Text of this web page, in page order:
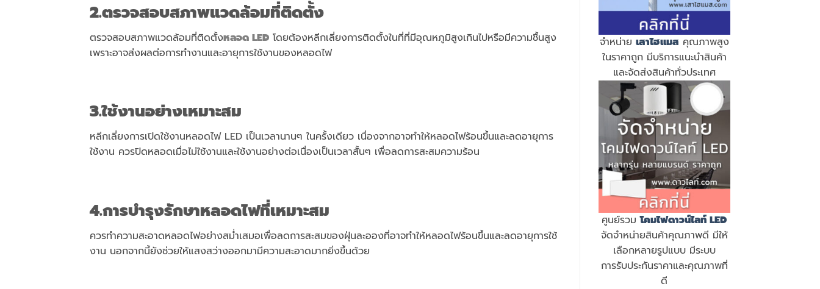
2.ตรวจสอบสภาพแวดล้อมที่ติดตั้ง
ตรวจสอบสภาพแวดล้อมที่ติดตั้งหลอด LED โดยต้องหลีกเลี่ยงการติดตั้งในที่ที่มีอุณหภูมิสูงเกินไปหรือมีความชื้นสูง
เพราะอาจส่งผลต่อการทำงานและอายุการใช้งานของหลอดไฟ
3.ใช้งานอย่างเหมาะสม
หลีกเลี่ยงการเปิดใช้งานหลอดไฟ LED เป็นเวลานานๆ ในครั้งเดียว เนื่องจากอาจทำให้หลอดไฟร้อนขึ้นและลดอายุการ
ใช้งาน ควรปิดหลอดเมื่อไม่ใช้งานและใช้งานอย่างต่อเนื่องเป็นเวลาสั้นๆ เพื่อลดการสะสมความร้อน
4.การบำรุงรักษาหลอดไฟที่เหมาะสม
ควรทำความสะอาดหลอดไฟอย่างสม่ำเสมอเพื่อลดการสะสมของฝุ่นละอองที่อาจทำให้หลอดไฟร้อนขึ้นและลดอายุการใช้
งาน นอกจากนี้ยังช่วยให้แสงสว่างออกมามีความสะอาดมากยิ่งขึ้นด้วย
จำหน่าย เสาไฮแมสคุณภาพสูง
ในราคาถูก มีบริการแนะนำสินค้า
และจัดส่งสินค้าทั่วประเทศ
ศูนย์รวมโคมไฟดาวน์ไลท์ LED
จัดจำหน่ายสินค้าคุณภาพดี มีให้
เลือกหลายรูปแบบ มีระบบ
การรับประกันราคาและคุณภาพที่
ดี